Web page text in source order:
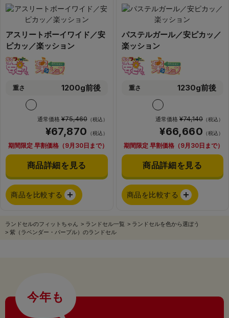
アスリートボーイワイド／安
ピカッ／楽ッション
重さ 1200g前後
通常価格¥75,460（税込）
¥67,870 （税込）
期間限定 早割価格（9月30日まで）
商品詳細を見る
商品を比較する
パステルガール／安ピカッ／
楽ッション
重さ 1230g前後
通常価格 ¥74,140 （税込）
¥66,660 （税込）
期間限定 早割価格（9月30日まで）
商品詳細を見る
商品を比較する
ランドセルのフィットちゃん > ランドセル一覧 > ランドセルを色から選ぼう
> 紫（ラベンダー・パープル）のランドセル
今年も